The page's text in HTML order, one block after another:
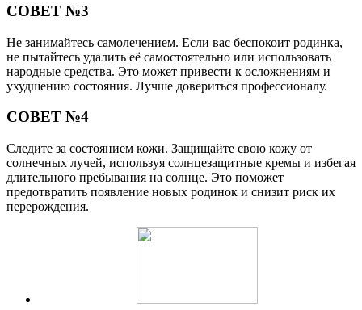
СОВЕТ №3
Не занимайтесь самолечением. Если вас беспокоит родинка,
не пытайтесь удалить её самостоятельно или использовать
народные средства. Это может привести к осложнениям и
ухудшению состояния. Лучше довериться профессионалу.
СОВЕТ №4
Следите за состоянием кожи. Защищайте свою кожу от
солнечных лучей, используя солнцезащитные кремы и избегая
длительного пребывания на солнце. Это поможет
предотвратить появление новых родинок и снизит риск их
перерождения.